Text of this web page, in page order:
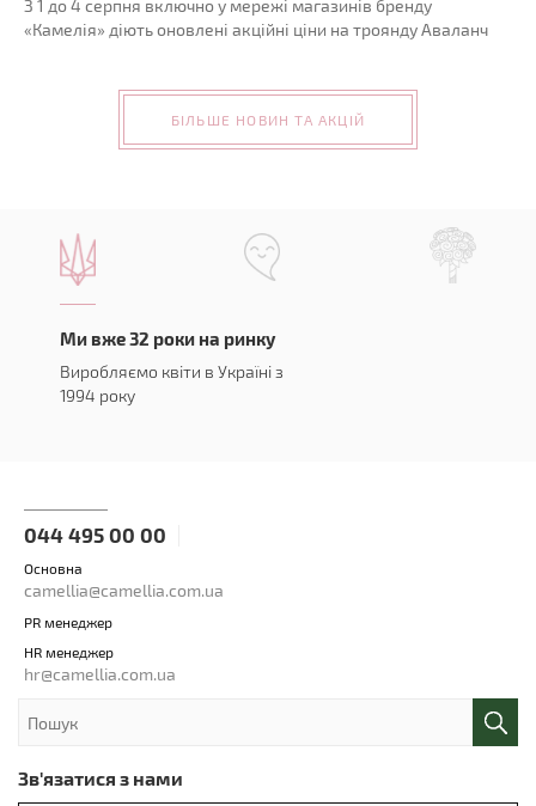
З 1 до 4 серпня включно у мережі магазинів бренду
«Камелія» діють оновлені акційні ціни на троянду Аваланч
БІЛЬШЕ НОВИН ТА АКЦІЙ
Ми вже 32 роки на ринку
Виробляємо квіти в Україні з
1994 року
044 495 00 00
Основна
camellia@camellia.com.ua
PR менеджер
HR менеджер
hr@camellia.com.ua
Зв'язатися з нами